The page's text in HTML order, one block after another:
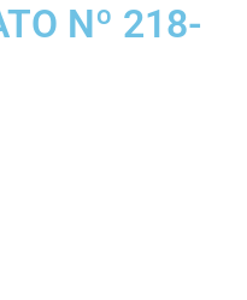
Nº 218-